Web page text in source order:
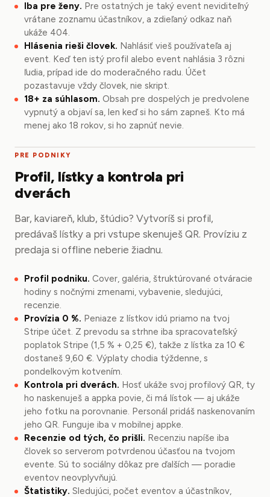
Iba pre ženy. Pre ostatných je taký event neviditeľný
vrátane zoznamu účastníkov, a zdieľaný odkaz naň
ukáže 404.
Hlásenia rieši človek. Nahlásiť vieš používateľa aj
event. Keď ten istý profil alebo event nahlásia 3 rôzni
ľudia, prípad ide do moderačného radu. Účet
pozastavuje vždy človek, nie skript.
18+ za súhlasom. Obsah pre dospelých je predvolene
vypnutý a objaví sa, len keď si ho sám zapneš. Kto má
menej ako 18 rokov, si ho zapnúť nevie.
PRE PODNIKY
Profil, lístky a kontrola pri
dverách
Bar, kaviareň, klub, štúdio? Vytvoríš si profil,
predávaš lístky a pri vstupe skenuješ QR. Províziu z
predaja si offline neberie žiadnu.
Profil podniku. Cover, galéria, štruktúrované otváracie
hodiny s nočnými zmenami, vybavenie, sledujúci,
recenzie.
Provízia 0 %. Peniaze z lístkov idú priamo na tvoj
Stripe účet. Z prevodu sa strhne iba spracovateľský
poplatok Stripe (1,5 % + 0,25 €), takže z lístka za 10 €
dostaneš 9,60 €. Výplaty chodia týždenne, s
pondelkovým kotvením.
Kontrola pri dverách. Hosť ukáže svoj profilový QR, ty
ho naskenuješ a appka povie, či má lístok — aj ukáže
jeho fotku na porovnanie. Personál pridáš naskenovaním
jeho QR. Funguje iba v mobilnej appke.
Recenzie od tých, čo prišli. Recenziu napíše iba
človek so serverom potvrdenou účasťou na tvojom
evente. Sú to sociálny dôkaz pre ďalších — poradie
eventov neovplyvňujú.
Štatistiky. Sledujúci, počet eventov a účastníkov,